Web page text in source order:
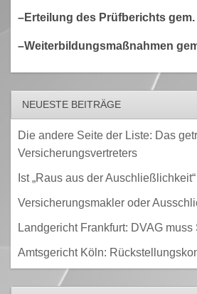
–Erteilung des Prüfberichts gem.
–Weiterbildungsmaßnahmen
NEUESTE BEITRÄGE
Die andere Seite der Liste: Das
Versicherungsvertreters
Ist „Raus aus der
Versicherungsmakler oder
Landgericht Frankfurt: DVAG
Amtsgericht Köln: